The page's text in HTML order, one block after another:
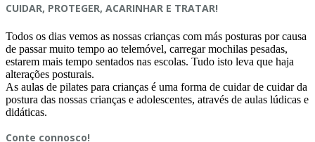
CUIDAR, PROTEGER, ACARINHAR E TRATAR!
Todos os dias vemos as nossas crianças com más posturas por causa
de passar muito tempo ao telemóvel, carregar mochilas pesadas,
estarem mais tempo sentados nas escolas. Tudo isto leva que haja
alterações posturais.
As aulas de pilates para crianças é uma forma de cuidar de cuidar da
postura das nossas crianças e adolescentes, através de aulas lúdicas e
didáticas.
Conte connosco!